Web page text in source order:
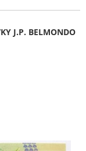
J.P. BELMONDO